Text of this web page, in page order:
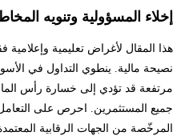
إخلاء المسؤولية وتنويه
هذا المقال لأغراض تعليمية وإعلامية
نصيحة مالية. ينطوي التداول في
مرتفعة قد تؤدي إلى خسارة رأس
جميع المستثمرين. احرص على
المرخّصة من الجهات الرقابية